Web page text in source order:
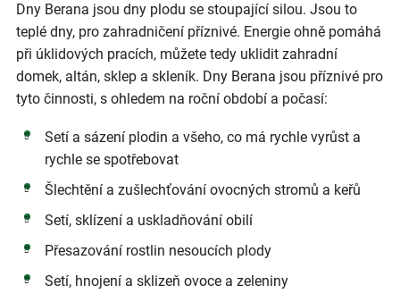
Dny Berana jsou dny plodu se stoupající silou. Jsou to
teplé dny, pro zahradničení příznivé. Energie ohně pomáhá
při úklidových pracích, můžete tedy uklidit zahradní
domek, altán, sklep a skleník. Dny Berana jsou příznivé pro
tyto činnosti, s ohledem na roční období a počasí:
Setí a sázení plodin a všeho, co má rychle vyrůst a
rychle se spotřebovat
Šlechtění a zušlechťování ovocných stromů a keřů
Setí, sklízení a uskladňování obilí
Přesazování rostlin nesoucích plody
Setí, hnojení a sklizeň ovoce a zeleniny